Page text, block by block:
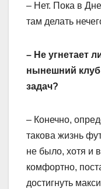
– Нет. Пока в
там делать
– Не угнетает
нынешний
задач?
– Конечно,
такова жизнь
не было, хотя и
комфортно,
достигнуть